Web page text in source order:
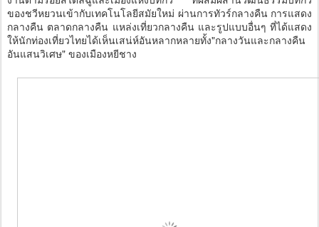
ของชวีหยวนเข้ากับเทคโนโลยีสมัยใหม่ ผ่านการทัวร์กลางคืน การแสดง
กลางคืน ตลาดกลางคืน แหล่งเที่ยวกลางคืน และรูปแบบอื่นๆ ที่ได้แสดง
ให้นักท่องเที่ยวไทยได้เห็นเสน่ห์อันหลากหลายทั้ง"กลางวันและกลางคืน
อันแสนวิเศษ" ของเมืองหยีชาง